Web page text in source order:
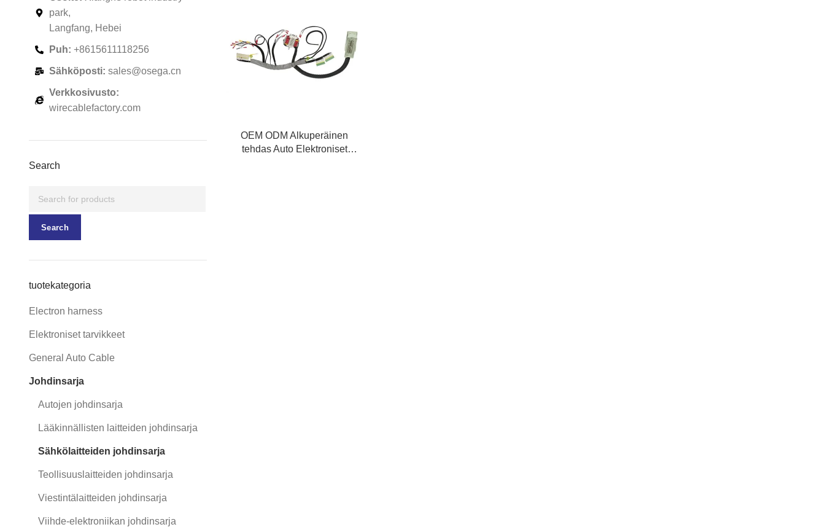
park,
Langfang, Hebei
Puh: +8615611118256
Sähköposti: sales@osega.cn
Verkkosivusto:
wirecablefactory.com
Search
Search
tuotekategoria
Electron harness
Elektroniset tarvikkeet
General Auto Cable
Johdinsarja
Autojen johdinsarja
Lääkinnällisten laitteiden johdinsarja
Sähkölaitteiden johdinsarja
Teollisuuslaitteiden johdinsarja
Viestintälaitteiden johdinsarja
Viihde-elektroniikan johdinsarja
OEM ODM Alkuperäinen
tehdas Auto Elektroniset